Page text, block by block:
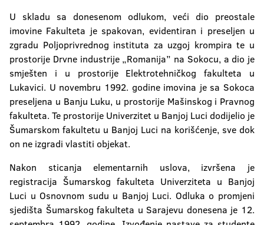
U skladu sa donesenom odlukom, veći dio preostale
imovine Fakulteta je spakovan, evidentiran i preseljen u
zgradu Poljoprivrednog instituta za uzgoj krompira te u
prostorije Drvne industrije „Romanija” na Sokocu, a dio je
smješten i u prostorije Elektrotehničkog fakulteta u
Lukavici. U novembru 1992. godine imovina je sa Sokoca
preseljena u Banju Luku, u prostorije Mašinskog i Pravnog
fakulteta. Te prostorije Univerzitet u Banjoj Luci dodijelio je
Šumarskom fakultetu u Banjoj Luci na korišćenje, sve dok
on ne izgradi vlastiti objekat.
Nakon sticanja elementarnih uslova, izvršena je
registracija Šumarskog fakulteta Univerziteta u Banjoj
Luci u Osnovnom sudu u Banjoj Luci. Odluka o promjeni
sjedišta Šumarskog fakulteta u Sarajevu donesena je 12.